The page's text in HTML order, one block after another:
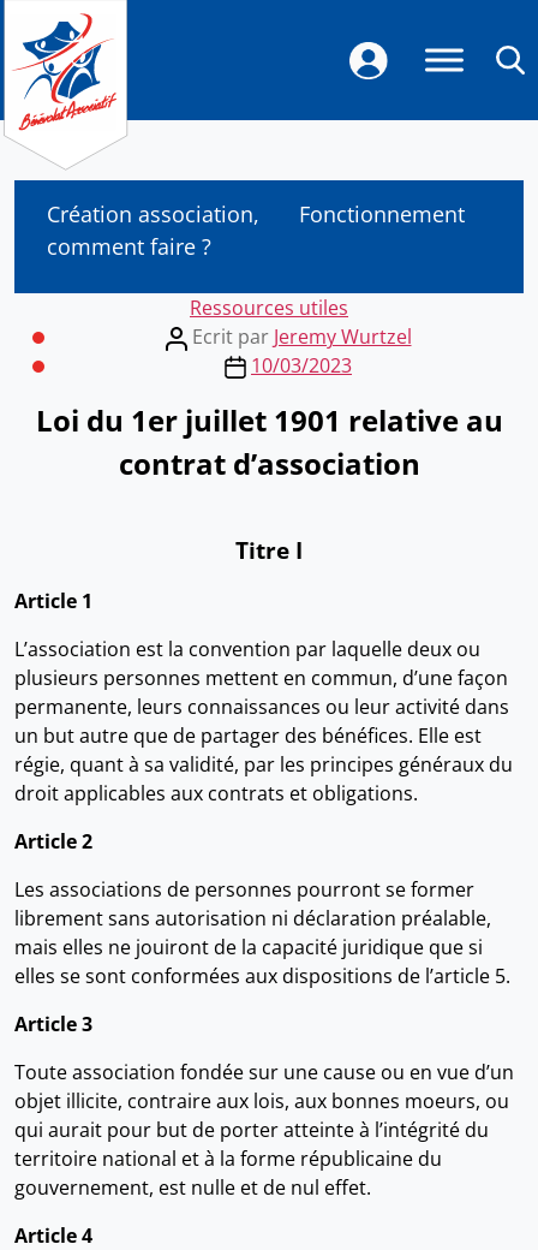
Création association,
comment faire ?
Fonctionnement
Categories
Ressources utiles
Post
author
Ecrit par Jeremy Wurtzel
Post10/03/2023
Loi du 1er juillet 1901 relative au
contrat d’association
Titre I
Article 1
L’association est la convention par laquelle deux ou
plusieurs personnes mettent en commun, d’une façon
permanente, leurs connaissances ou leur activité dans
un but autre que de partager des bénéfices. Elle est
régie, quant à sa validité, par les principes généraux du
droit applicables aux contrats et obligations.
Article 2
Les associations de personnes pourront se former
librement sans autorisation ni déclaration préalable,
mais elles ne jouiront de la capacité juridique que si
elles se sont conformées aux dispositions de l’article 5.
Article 3
Toute association fondée sur une cause ou en vue d’un
objet illicite, contraire aux lois, aux bonnes moeurs, ou
qui aurait pour but de porter atteinte à l’intégrité du
territoire national et à la forme républicaine du
gouvernement, est nulle et de nul effet.
Article 4